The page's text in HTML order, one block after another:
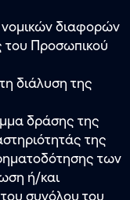
νομικών διαφορών
του Προσωπικού
διάλυση της
δράσης της
της
των
ή/και